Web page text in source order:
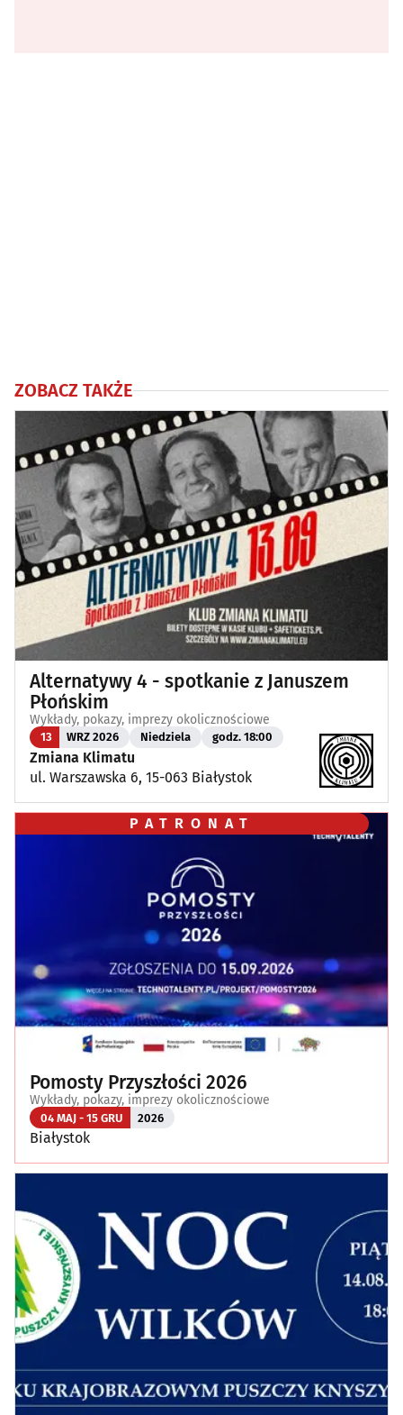
ZOBACZ TAKŻE
Alternatywy 4 - spotkanie z Januszem
Płońskim
Wykłady, pokazy, imprezy okolicznościowe
13 WRZ 2026 Niedziela godz. 18:00
Zmiana Klimatu
ul. Warszawska 6, 15-063 Białystok
PATRONAT
Pomosty Przyszłości 2026
Wykłady, pokazy, imprezy okolicznościowe
04 MAJ - 15 GRU 2026
Białystok